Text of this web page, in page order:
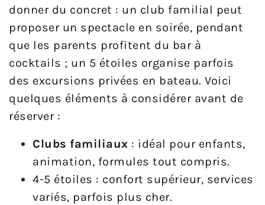
donner du concret : un club familial peut
proposer un spectacle en soirée, pendant
que les parents profitent du bar à
cocktails ; un 5 étoiles organise parfois
des excursions privées en bateau. Voici
quelques éléments à considérer avant de
réserver :
Clubs familiaux : idéal pour enfants,
animation, formules tout compris.
4-5 étoiles : confort supérieur, services
variés, parfois plus cher.